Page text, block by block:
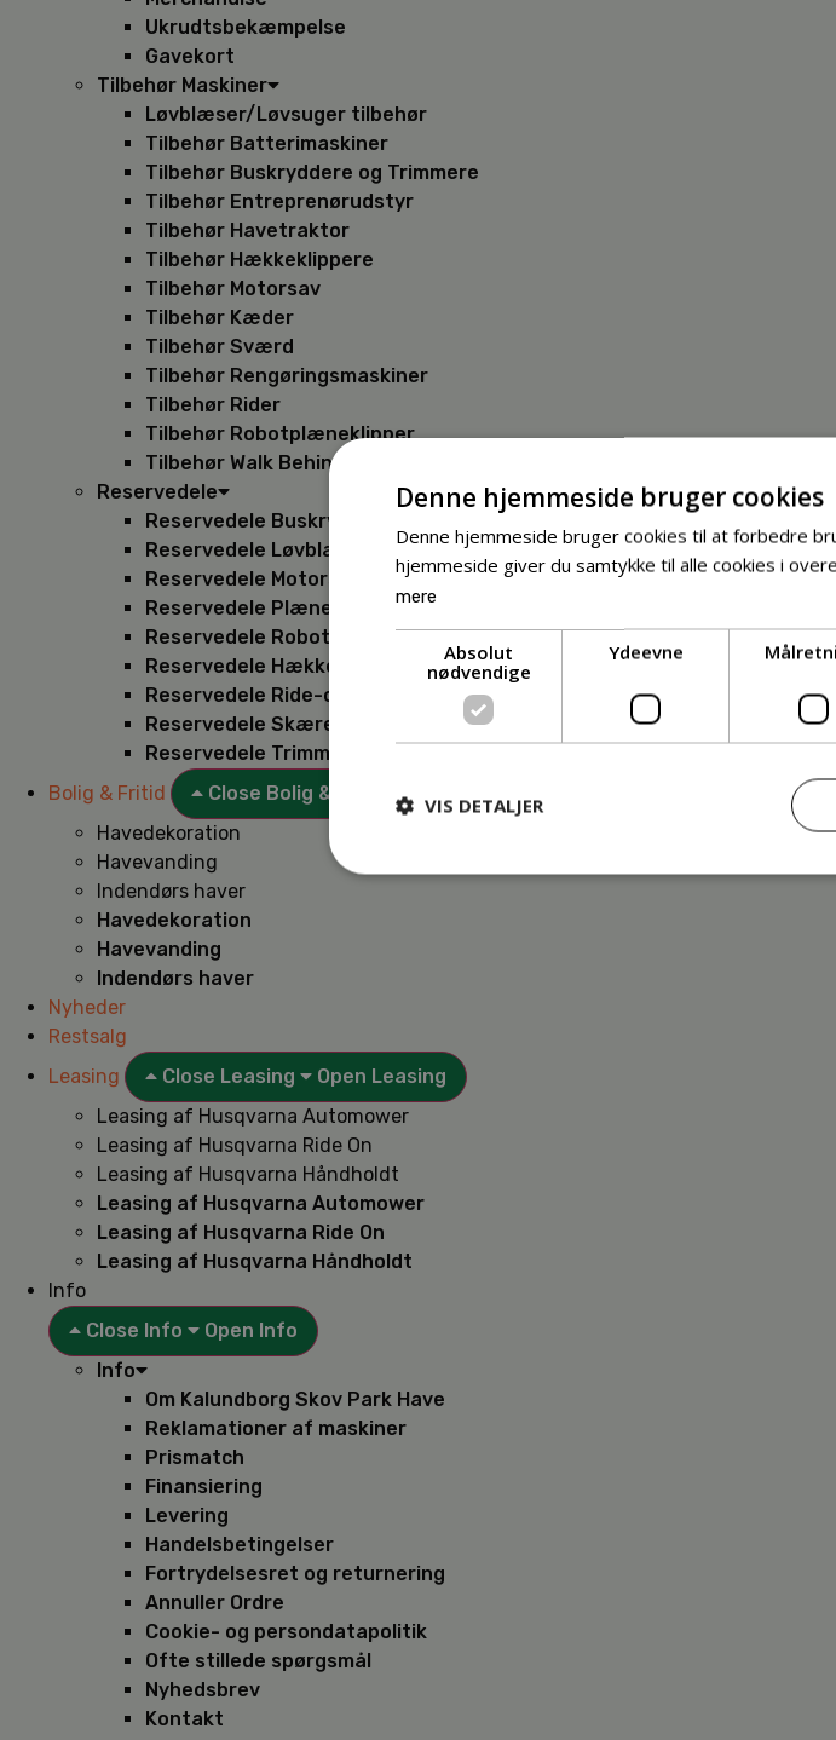
Ukrudtsbekæmpelse
Gavekort
Tilbehør Maskiner
Løvblæser/Løvsuger tilbehør
Tilbehør Batterimaskiner
Tilbehør Buskryddere og Trimmere
Tilbehør Entreprenørudstyr
Tilbehør Havetraktor
Tilbehør Hækkeklippere
Tilbehør Motorsav
Tilbehør Kæder
Tilbehør Sværd
Tilbehør Rengøringsmaskiner
Tilbehør Rider
Tilbehør Robotplæneklipper
Tilbehør Walk Behind
Reservedele
Reservedele Buskryddere
Reservedele Løvblæsere
Reservedele Motorsave
Reservedele Plæneklippere
Reservedele Robotplæneklippere
Reservedele Hækkeklippere
Reservedele Ride-on
Reservedele Skæremaskiner
Reservedele Trimmere
Bolig & Fritid
Close Bolig & Fritid
Havedekoration
Havevanding
Indendørs haver
Havedekoration
Havevanding
Indendørs haver
Nyheder
Restsalg
Leasing
Close Leasing
Open Leasing
Leasing af Husqvarna Automower
Leasing af Husqvarna Ride On
Leasing af Husqvarna Håndholdt
Leasing af Husqvarna Automower
Leasing af Husqvarna Ride On
Leasing af Husqvarna Håndholdt
Info
Close Info
Open Info
Info
Om Kalundborg Skov Park Have
Reklamationer af maskiner
Prismatch
Finansiering
Levering
Handelsbetingelser
Fortrydelsesret og returnering
Annuller Ordre
Cookie- og persondatapolitik
Ofte stillede spørgsmål
Nyhedsbrev
Kontakt
Denne hjemmeside bruger cookies
Denne hjemmeside bruger cookies til at forbedre
hjemmeside giver du samtykke til alle cookies i
mere
Absolut
nødvendige
Ydeevne
VIS DETALJER